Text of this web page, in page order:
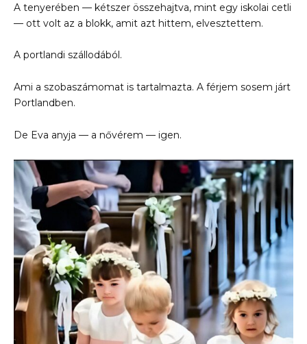
A tenyerében — kétszer összehajtva, mint egy iskolai cetli
— ott volt az a blokk, amit azt hittem, elvesztettem.
A portlandi szállodából.
Ami a szobaszámomat is tartalmazta. A férjem sosem járt
Portlandben.
De Eva anyja — a nővérem — igen.